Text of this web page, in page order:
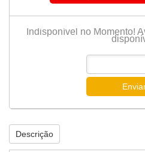
Indisponível no Momento!
Descrição